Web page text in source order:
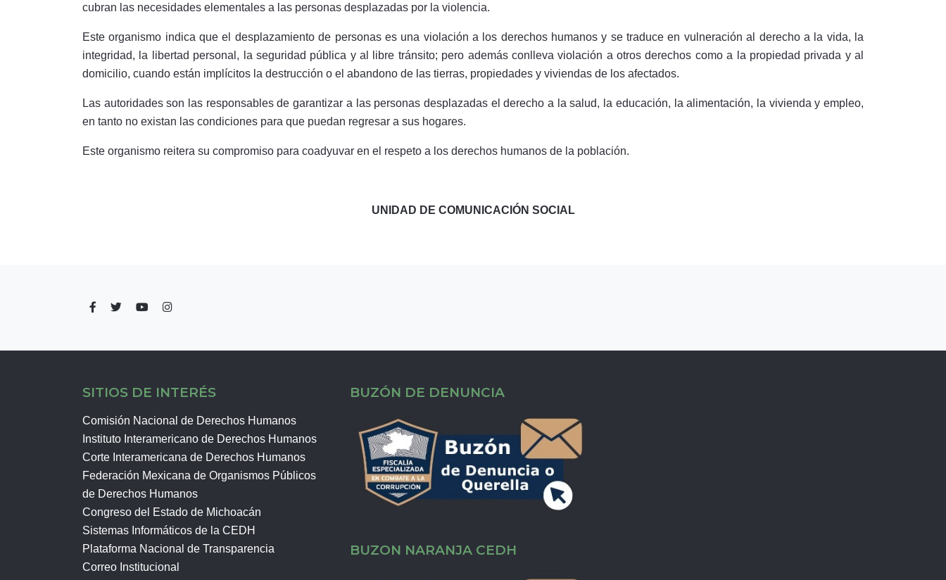
cubran las necesidades elementales a las personas desplazadas por la violencia.
Este organismo indica que el desplazamiento de personas es una violación a los derechos humanos y se traduce en vulneración al derecho a la vida, la
integridad, la libertad personal, la seguridad pública y al libre tránsito; pero además conlleva violación a otros derechos como a la propiedad privada y al
domicilio, cuando están implícitos la destrucción o el abandono de las tierras, propiedades y viviendas de los afectados.
Las autoridades son las responsables de garantizar a las personas desplazadas el derecho a la salud, la educación, la alimentación, la vivienda y empleo,
en tanto no existan las condiciones para que puedan regresar a sus hogares.
Este organismo reitera su compromiso para coadyuvar en el respeto a los derechos humanos de la población.
UNIDAD DE COMUNICACIÓN SOCIAL
SITIOS DE INTERÉS
Comisión Nacional de Derechos Humanos
Instituto Interamericano de Derechos Humanos
Corte Interamericana de Derechos Humanos
Federación Mexicana de Organismos Públicos
de Derechos Humanos
Congreso del Estado de Michoacán
Sistemas Informáticos de la CEDH
Plataforma Nacional de Transparencia
Correo Institucional
BUZÓN DE DENUNCIA
BUZON NARANJA CEDH